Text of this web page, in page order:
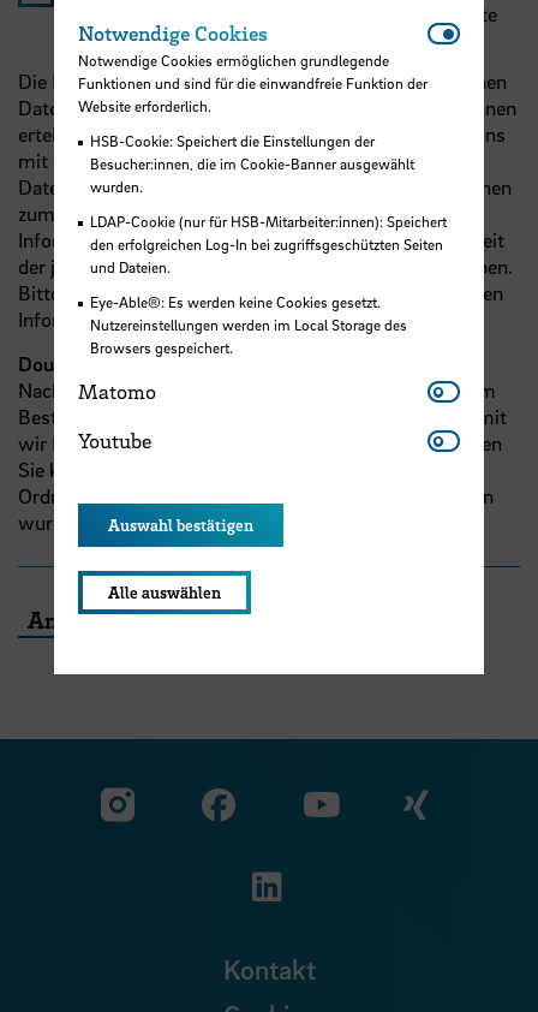
Datenschutz zur Kenntnis genommen und möchte
meine Daten absenden.
Die Erhebung und Verarbeitung Ihrer personenbezogenen
Daten auf dieser Seite erfolgt auf Grundlage der von Ihnen
erteilten Einwilligung. Diese Einwilligung erteilen Sie uns
mit dem Absenden. Nach Art. 13 der Europäischen
Datenschutzgrundverordnung sind wir verpflichtet, Ihnen
zum Zeitpunkt der Erhebung der Daten eine Reihe von
Informationen, darunter den Hinweis auf die Möglichkeit
der jederzeitigen Rücknahme Ihrer Einwilligung, zu geben.
Bitte nehmen Sie Kenntnis von den zusammengestellten
Informationen in unsererDatenschutzerklärung
Double-Opt-In-Verfahren
Nach dem Absenden erhalten Sie eine E-Mail mit einem
Bestätigungslink. Bitte klicken Sie auf diesen Link, damit
wir Ihre Anfrage erhalten und bearbeiten können. Sollten
Sie keine E-Mail erhalten, prüfen Sie bitte Ihren Spam-
Ordner und ob Ihre E-Mail-Adresse korrekt eingetragen
wurde.
Anmelden
Zu unserer Facebook
Zu
Zu unserer
Kontakt
Notwendige Cookies
Notwendige Cookies ermöglichen grundlegende
Funktionen und sind für die einwandfreie Funktion der
Website erforderlich.
HSB-Cookie: Speichert die Einstellungen der
Besucher:innen, die im Cookie-Banner ausgewählt
wurden.
LDAP-Cookie (nur für HSB-Mitarbeiter:innen): Speichert
den erfolgreichen Log-In bei zugriffsgeschützten Seiten
und Dateien.
Eye-Able®: Es werden keine Cookies gesetzt.
Nutzereinstellungen werden im Local Storage des
Browsers gespeichert.
Matomo Matomo
Youtube Youtube
Auswahl bestätigen
Alle auswählen